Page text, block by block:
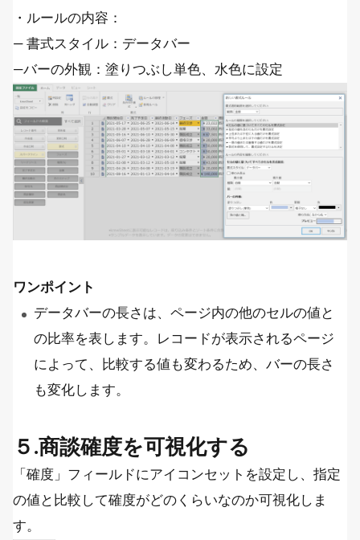
・ルールの内容：
― 書式スタイル：データバー
―バーの外観：塗りつぶし単色、水色に設定
ワンポイント
データバーの長さは、ページ内の他のセルの値と
の比率を表します。レコードが表示されるページ
によって、比較する値も変わるため、バーの長さ
も変化します。
５.商談確度を可視化する
「確度」フィールドにアイコンセットを設定し、指定
の値と比較して確度がどのくらいなのか可視化しま
す。